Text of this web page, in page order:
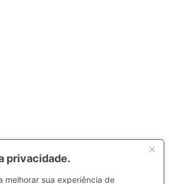
privacidade.
melhorar sua experiência de